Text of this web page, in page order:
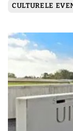
CULTURELE